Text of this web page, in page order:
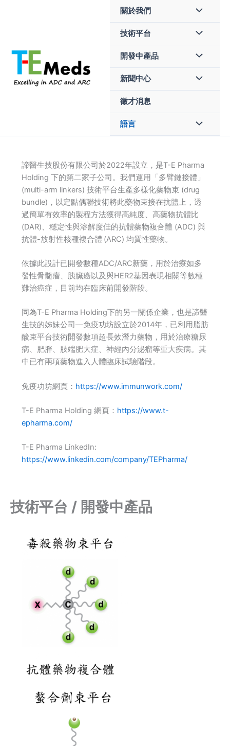
關於我們
技術平台
開發中產品
新聞中心
徵才消息
語言
諦醫生技股份有限公司於2022年設立，是T-E Pharma
Holding 下的第二家子公司。我們運用「多臂鏈接體」
(multi-arm linkers) 技術平台生產多樣化藥物束 (drug
bundle)，以定點偶聯技術將此藥物束接在抗體上，透
過簡單有效率的製程方法獲得高純度、高藥物抗體比
(DAR)、穩定性與溶解度佳的抗體藥物複合體 (ADC) 與
抗體-放射性核種複合體 (ARC) 均質性藥物。
依據此設計已開發數種ADC/ARC新藥，用於治療如多
發性骨髓瘤、胰臟癌以及與HER2基因表現相關等數種
難治癌症，目前均在臨床前開發階段。
同為T-E Pharma Holding下的另一關係企業，也是諦醫
生技的姊妹公司—免疫功坊設立於2014年，已利用脂肪
酸束平台技術開發數項超長效潛力藥物，用於治療糖尿
病、肥胖、肢端肥大症、神經內分泌瘤等重大疾病。其
中已有兩項藥物進入人體臨床試驗階段。
免疫功坊網頁： https://www.immunwork.com/
T-E Pharma Holding 網頁： https://www.t-
epharma.com/
T-E Pharma LinkedIn:
https://www.linkedin.com/company/TEPharma/
技術平台 / 開發中產品